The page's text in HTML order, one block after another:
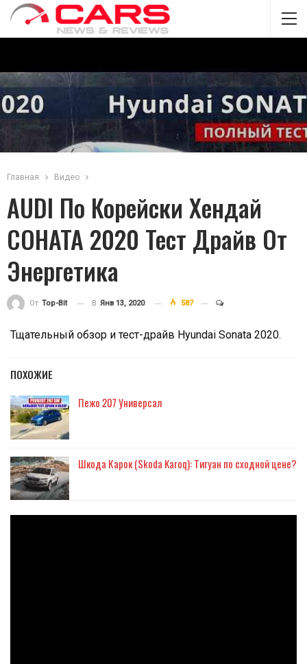
Главная Видео
AUDI По Корейски Хендай
СОНАТА 2020 Тест Драйв От
Энергетика
От Top-Bit В Янв 13, 2020 587
Тщательный обзор и тест-драйв Hyundai Sonata 2020.
ПОХОЖИЕ
Пежо 207 Универсал
Шкода Карок (Skoda Karoq): Тигуан по сходной цене?